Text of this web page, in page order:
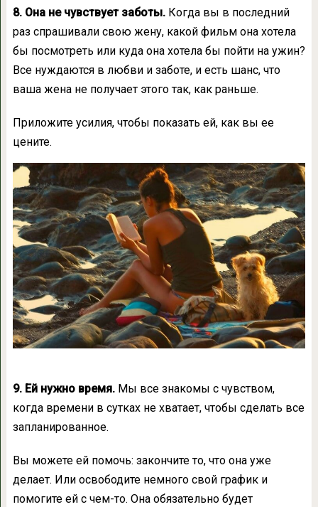
8. Она не чувствует заботы. Когда вы в последний
раз спрашивали свою жену, какой фильм она хотела
бы посмотреть или куда она хотела бы пойти на ужин?
Все нуждаются в любви и заботе, и есть шанс, что
ваша жена не получает этого так, как раньше.
Приложите усилия, чтобы показать ей, как вы ее
цените.
9. Ей нужно время. Мы все знакомы с чувством,
когда времени в сутках не хватает, чтобы сделать все
запланированное.
Вы можете ей помочь: закончите то, что она уже
делает. Или освободите немного свой график и
помогите ей с чем-то. Она обязательно будет